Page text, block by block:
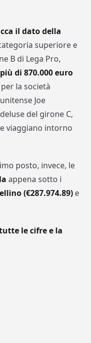
il dato della
superiore e
B di Lega Pro,
più di 870.000 euro
per la società
Joe
del girone C,
viaggiano intorno
posto, invece, le
appena sotto i
(€287.974.89) e
le cifre e la